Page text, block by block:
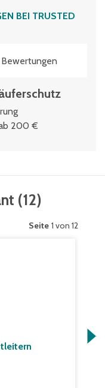
BEI TRUSTED
200 €
(12)
Seite 1 von 12